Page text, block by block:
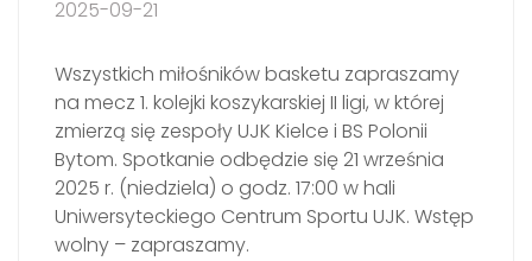
2025-09-21
Wszystkich miłośników basketu zapraszamy
na mecz 1. kolejki koszykarskiej II ligi, w której
zmierzą się zespoły UJK Kielce i BS Polonii
Bytom. Spotkanie odbędzie się 21 września
2025 r. (niedziela) o godz. 17:00 w hali
Uniwersyteckiego Centrum Sportu UJK. Wstęp
wolny – zapraszamy.